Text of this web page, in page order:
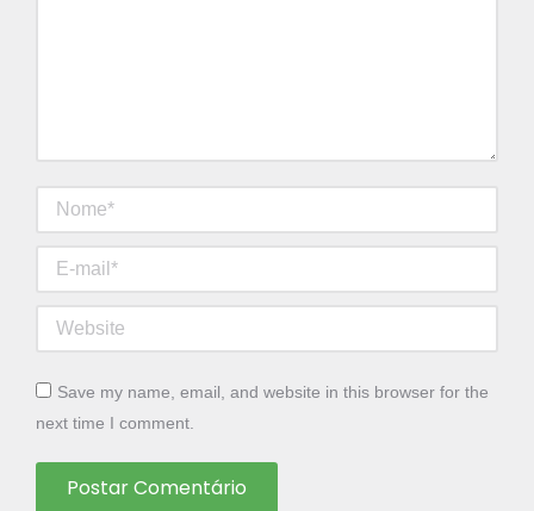
Nome *
E-mail *
Website
Save my name, email, and website in this browser for the
next time I comment.
Postar Comentário